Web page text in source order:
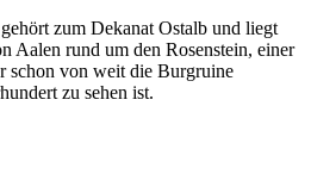
zum Dekanat Ostalb und liegt
Aalen rund um den Rosenstein, einer
schon von weit die Burgruine
zu sehen ist.